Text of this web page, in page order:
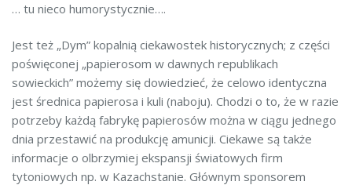
… tu nieco humorystycznie….
Jest też „Dym” kopalnią ciekawostek historycznych; z części
poświęconej „papierosom w dawnych republikach
sowieckich” możemy się dowiedzieć, że celowo identyczna
jest średnica papierosa i kuli (naboju). Chodzi o to, że w razie
potrzeby każdą fabrykę papierosów można w ciągu jednego
dnia przestawić na produkcję amunicji. Ciekawe są także
informacje o olbrzymiej ekspansji światowych firm
tytoniowych np. w Kazachstanie. Głównym sponsorem